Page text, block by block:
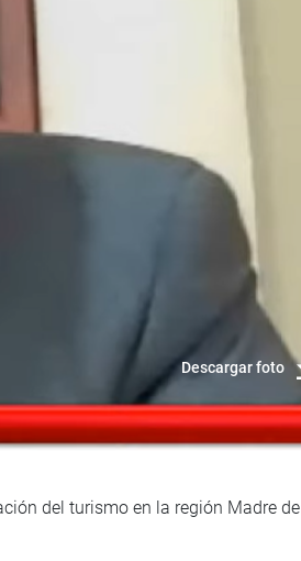
Descargar foto
del turismo en la región Madre de